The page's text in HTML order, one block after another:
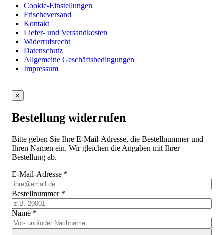
Cookie-Einstellungen
Frischeversand
Kontakt
Liefer- und Versandkosten
Widerrufsrecht
Datenschutz
Allgemeine Geschäftsbedingungen
Impressum
×
Bestellung widerrufen
Bitte geben Sie Ihre E-Mail-Adresse, die Bestellnummer und
Ihren Namen ein. Wir gleichen die Angaben mit Ihrer
Bestellung ab.
E-Mail-Adresse *
Bestellnummer *
Name *